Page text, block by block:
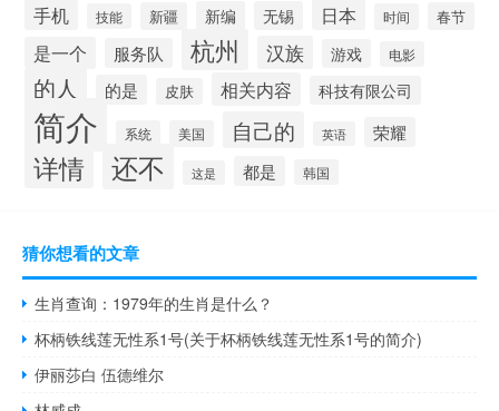
手机 技能 新疆 新编 无锡 日本 时间 春节
是一个 服务队 杭州 汉族 游戏 电影
的人 的是 皮肤 相关内容 科技有限公司
简介 系统 美国 自己的 英语 荣耀
详情 还不 这是 都是 韩国
猜你想看的文章
生肖查询：1979年的生肖是什么？
杯柄铁线莲无性系1号(关于杯柄铁线莲无性系1号的简介)
伊丽莎白 伍德维尔